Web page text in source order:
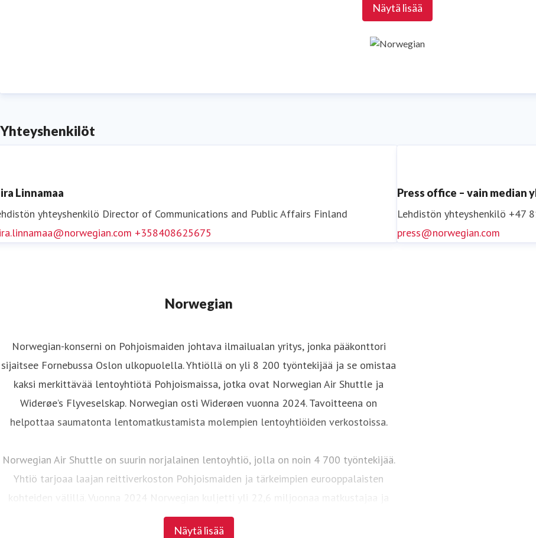
Seuraa meitä YouTubessa
Näytä lisää
Yhteyshenkilöt
Linnamaa
yhteyshenkilö Director of Communications and Public Affairs Finland
+358408625675
Press office – vain median
Lehdistön yhteyshenkilö +47
press@norwegian.com
Norwegian
Näytä lisää
Norwegian-konserni on Pohjoismaiden johtava ilmailualan yritys, jonka pääkonttori
sijaitsee Fornebussa Oslon ulkopuolella. Yhtiöllä on yli 8 200 työntekijää ja se omistaa
kaksi merkittävää lentoyhtiötä Pohjoismaissa, jotka ovat Norwegian Air Shuttle ja
Widerøe’s Flyveselskap. Norwegian osti Widerøen vuonna 2024. Tavoitteena on
helpottaa saumatonta lentomatkustamista molempien lentoyhtiöiden verkostoissa.
Norwegian Air Shuttle on suurin norjalainen lentoyhtiö, jolla on noin 4 700 työntekijää.
Yhtiö tarjoaa laajan reittiverkoston Pohjoismaiden ja tärkeimpien eurooppalaisten
kohteiden välillä. Vuonna 2024 Norwegian kuljetti yli 22,6 miljoonaa matkustajaa ja
ylläpiti 86 Boeing 737-800- ja Boeing 737 MAX 8 -lentokoneen laivastoa.